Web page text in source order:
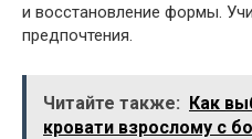
и восстановление формы.
предпочтения.
Читайте также: Как
кровати взрослому с